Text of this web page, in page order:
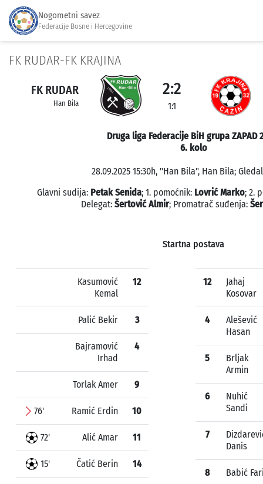
Nogometni savez
Federacije Bosne i Hercegovine
FK RUDAR-FK KRAJINA
FK RUDAR
Han Bila
2:2
1:1
Druga liga Federacije BiH grupa ZAPAD
6. kolo
28.09.2025 15:30h, "Han Bila", Han Bila;
Glavni sudija: Petak Senida; 1. pomoćnik: Lovrić Marko; 2.
Delegat: Šertović Almir; Promatrač suđenja:
Startna postava
Kasumović
Kemal
12
Palić Bekir 3
Bajramović
Irhad
4
Torlak Amer 9
76' Ramić Erdin 10
72' Alić Amar 11
15' Čatić Berin 14
12
Jahaj
Kosovar
4
Alešević
Hasan
5
Brljak
Armin
6
Nuhić
Sandi
7
Danis
8 Babić